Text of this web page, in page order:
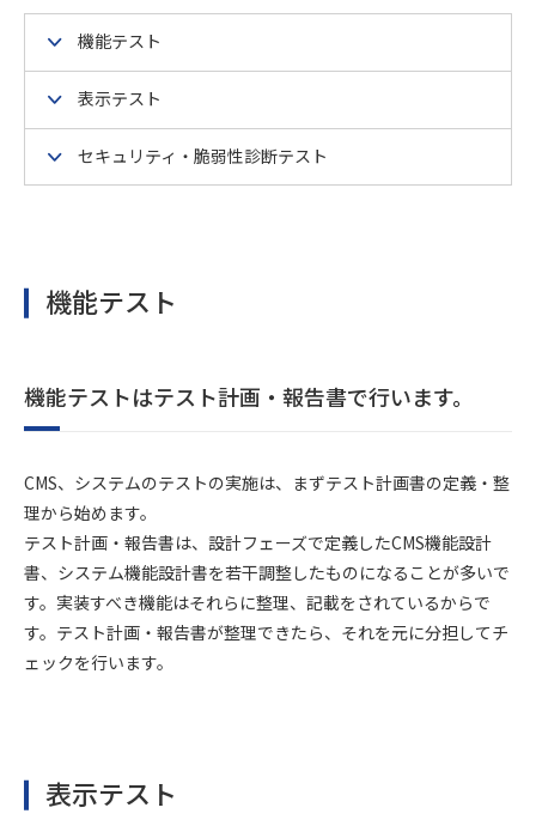
機能テスト
表示テスト
セキュリティ・脆弱性診断テスト
機能テスト
機能テストはテスト計画・報告書で行います。
CMS、システムのテストの実施は、まずテスト計画書の定義・整
理から始めます。
テスト計画・報告書は、設計フェーズで定義したCMS機能設計
書、システム機能設計書を若干調整したものになることが多いで
す。実装すべき機能はそれらに整理、記載をされているからで
す。テスト計画・報告書が整理できたら、それを元に分担してチ
ェックを行います。
表示テスト